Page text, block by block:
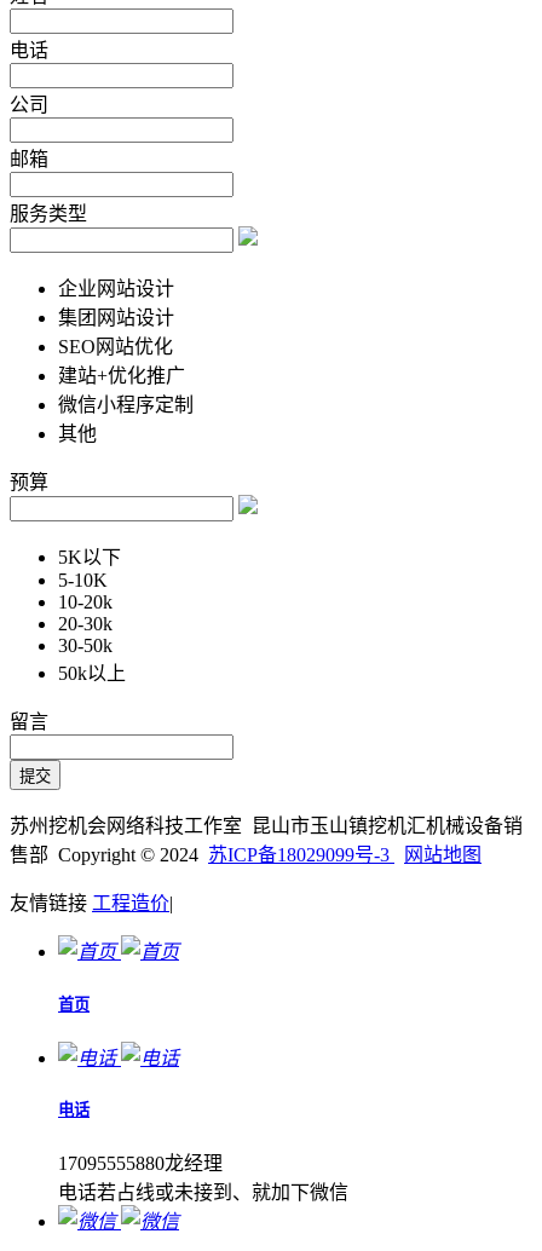
电话
公司
邮箱
服务类型
企业网站设计
集团网站设计
SEO网站优化
建站+优化推广
微信小程序定制
其他
预算
5K以下
5-10K
10-20k
20-30k
30-50k
50k以上
留言
苏州挖机会网络科技工作室 昆山市玉山镇挖机汇机械设备销
售部 Copyright © 2024 苏ICP备18029099号-3 网站地图
友情链接 工程造价|
首页
电话
17095555880龙经理
电话若占线或未接到、就加下微信